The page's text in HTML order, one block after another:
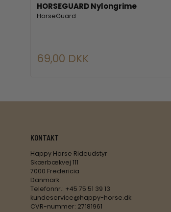
HORSEGUARD Nylongrime
HorseGuard
69,00 DKK
KONTAKT
Happy Horse Rideudstyr
Skærbækvej 111
7000 Fredericia
Danmark
Telefonnr.: +45 75 51 39 13
kundeservice@happy-horse.dk
CVR-nummer: 27181961